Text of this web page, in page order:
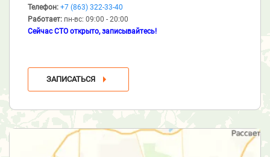
Телефон: +7 (863) 322-33-40
Работает: пн-вс: 09:00 - 20:00
Сейчас СТО открыто, записывайтесь!
ЗАПИСАТЬСЯ